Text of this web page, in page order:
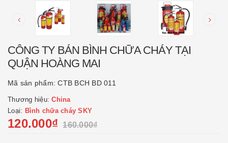
CÔNG TY BÁN BÌNH CHỮA CHÁY TẠI
QUẬN HOÀNG MAI
Mã sản phẩm:CTB BCH BD 011
Thương hiệu:China
Loại: Bình chữa cháy SKY
120.000₫ 160.000₫